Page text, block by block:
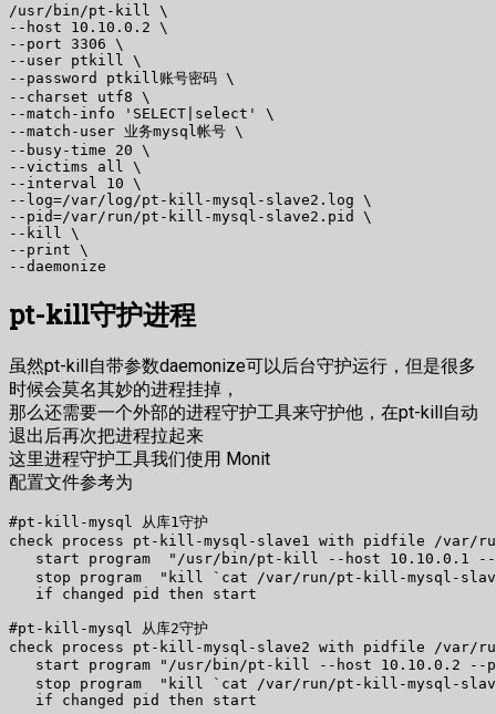
/usr/bin/pt-kill \
--host 10.10.0.2 \
--port 3306 \
--user ptkill \
--password ptkill账号密码 \
--charset utf8 \
--match-info 'SELECT|select' \
--match-user 业务mysql帐号 \
--busy-time 20 \
--victims all \
--interval 10 \
--log=/var/log/pt-kill-mysql-slave2.log \
--pid=/var/run/pt-kill-mysql-slave2.pid \
--kill \
--print \
pt-kill守护进程
虽然pt-kill自带参数daemonize可以后台守护运行，但是很多
时候会莫名其妙的进程挂掉，
那么还需要一个外部的进程守护工具来守护他，在pt-kill自动
退出后再次把进程拉起来
这里进程守护工具我们使用 Monit
配置文件参考为
#pt-kill-mysql 从库1守护
check process pt-kill-mysql-slave1 with pidfile /var/
start program  "/usr/bin/pt-kill --host 10.10.0.1
stop program  "kill `cat /var/run/pt-kill-mysql-
   if changed pid then start
#pt-kill-mysql 从库2守护
check process pt-kill-mysql-slave2 with pidfile /var/
start program "/usr/bin/pt-kill --host 10.10.0.2
stop program  "kill `cat /var/run/pt-kill-mysql-
   if changed pid then start